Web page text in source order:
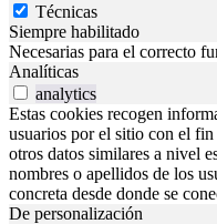
Técnicas
Siempre habilitado
Necesarias para el correcto
Analíticas
analytics
Estas cookies recogen
usuarios por el sitio con el
otros datos similares a nivel
nombres o apellidos de los
concreta desde donde se
De personalización